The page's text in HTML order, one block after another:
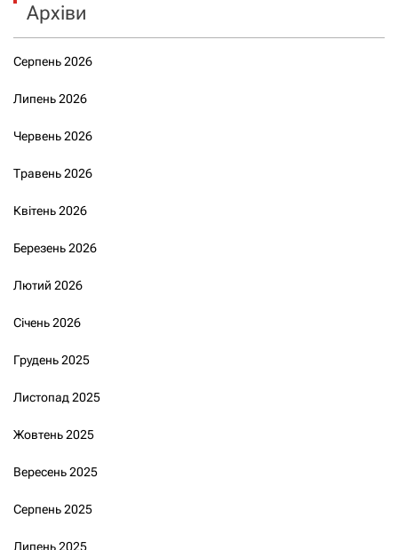
Архіви
Серпень 2026
Липень 2026
Червень 2026
Травень 2026
Квітень 2026
Березень 2026
Лютий 2026
Січень 2026
Грудень 2025
Листопад 2025
Жовтень 2025
Вересень 2025
Серпень 2025
Липень 2025